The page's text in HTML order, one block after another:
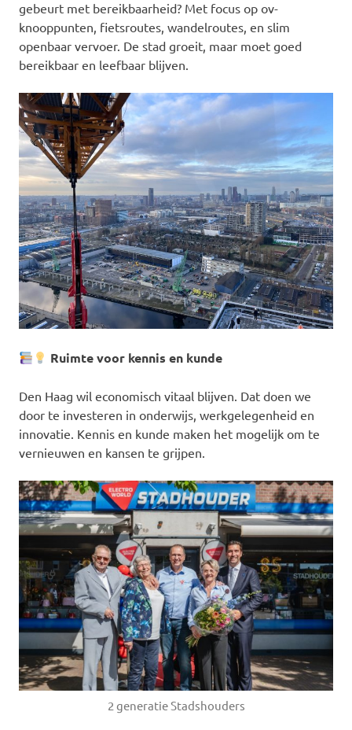
gebeurt met bereikbaarheid? Met focus op ov-
knooppunten, fietsroutes, wandelroutes, en slim
openbaar vervoer. De stad groeit, maar moet goed
bereikbaar en leefbaar blijven.
Ruimte voor kennis en kunde
Den Haag wil economisch vitaal blijven. Dat doen we
door te investeren in onderwijs, werkgelegenheid en
innovatie. Kennis en kunde maken het mogelijk om te
vernieuwen en kansen te grijpen.
2 generatie Stadshouders